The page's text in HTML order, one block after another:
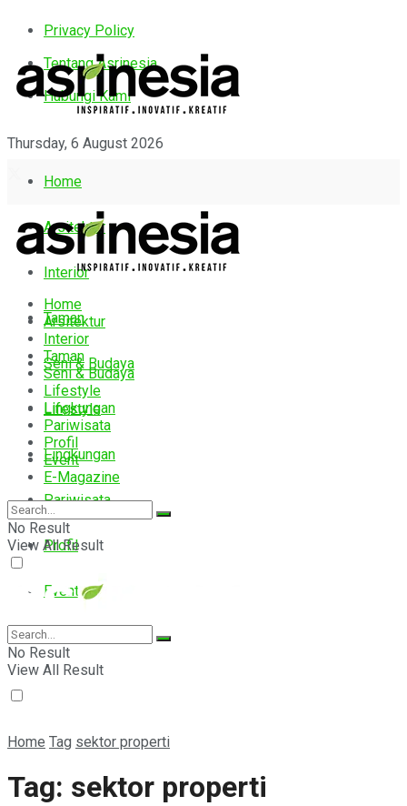
Privacy Policy
Tentang Asrinesia
Hubungi Kami
Thursday, 6 August 2026
Home
Arsitektur
Interior
Taman
Seni & Budaya
Lifestyle
Lingkungan
Pariwisata
Profil
Event
E-Magazine
Home
Arsitektur
Interior
Taman
Seni & Budaya
Lifestyle
Lingkungan
Pariwisata
Profil
Event
E-Magazine
No Result
View All Result
No Result
View All Result
Home Tag sektor properti
Tag: sektor properti